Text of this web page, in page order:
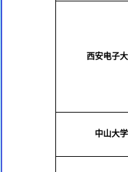
西安电子
中山大学